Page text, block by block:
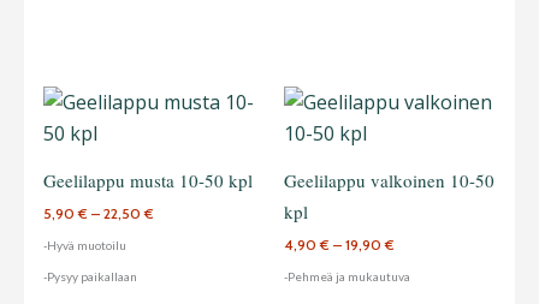
Geelilappu musta 10-50 kpl
5,90€ – 22,50€
Hintaluokka:
5,90 €
-Hyvä muotoilu
-Pysyy paikallaan
Tällä
useampi
muunnelma.
Geelilappu valkoinen 10-50
kpl
4,90€ – 19,90€
Hintaluokka:
4,90 €
-Pehmeä ja mukautuva
Tällä
useampi